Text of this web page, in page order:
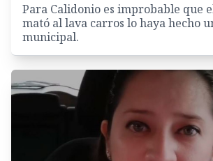
Para Calidonio es improbable que
mató al lava carros lo haya hecho
municipal.